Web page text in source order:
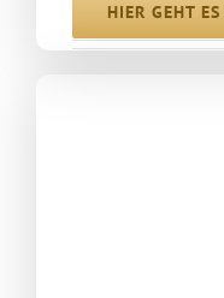
HIER GEHT